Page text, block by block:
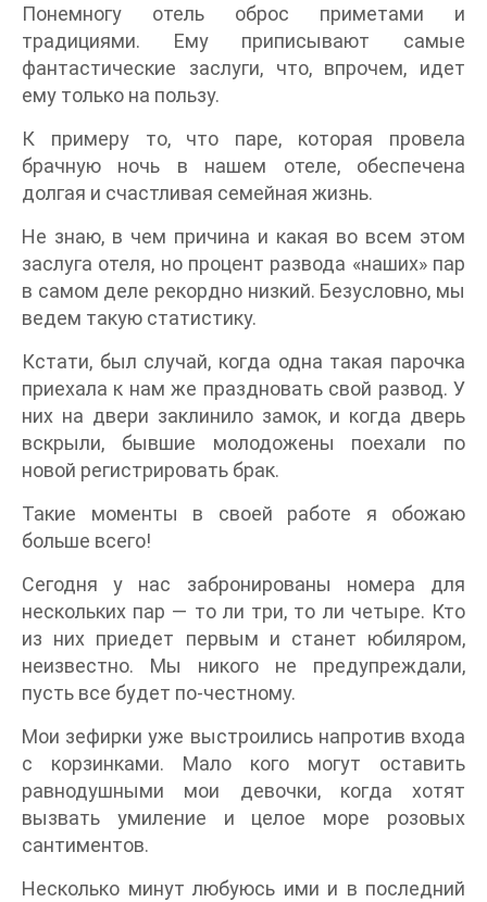
Понемногу отель оброс приметами и
традициями. Ему приписывают самые
фантастические заслуги, что, впрочем, идет
ему только на пользу.
К примеру то, что паре, которая провела
брачную ночь в нашем отеле, обеспечена
долгая и счастливая семейная жизнь.
Не знаю, в чем причина и какая во всем этом
заслуга отеля, но процент развода «наших» пар
в самом деле рекордно низкий. Безусловно, мы
ведем такую статистику.
Кстати, был случай, когда одна такая парочка
приехала к нам же праздновать свой развод. У
них на двери заклинило замок, и когда дверь
вскрыли, бывшие молодожены поехали по
новой регистрировать брак.
Такие моменты в своей работе я обожаю
больше всего!
Сегодня у нас забронированы номера для
нескольких пар — то ли три, то ли четыре. Кто
из них приедет первым и станет юбиляром,
неизвестно. Мы никого не предупреждали,
пусть все будет по-честному.
Мои зефирки уже выстроились напротив входа
с корзинками. Мало кого могут оставить
равнодушными мои девочки, когда хотят
вызвать умиление и целое море розовых
сантиментов.
Несколько минут любуюсь ими и в последний